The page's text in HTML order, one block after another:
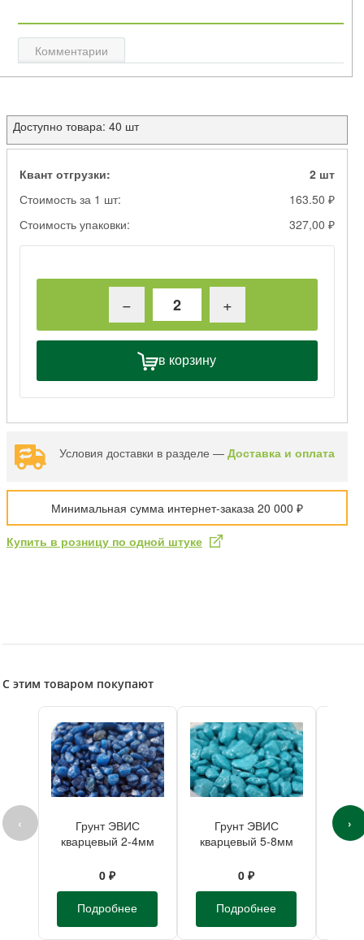
Комментарии
Доступно товара: 40 шт
Квант отгрузки:
2 шт
Стоимость за 1 шт:
163.50 ₽
Стоимость упаковки:
327,00 ₽
− +
в корзину
Условия доставки в разделе — Доставка и оплата
Минимальная сумма интернет-заказа 20 000 ₽
Купить в розницу по одной штуке
С этим товаром покупают
‹
Грунт ЭВИС
кварцевый 2-4мм
0 ₽
Подробнее
Грунт ЭВИС
кварцевый 5-8мм
0 ₽
Подробнее
›